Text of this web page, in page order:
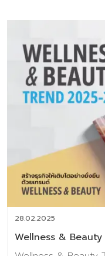
28.02.2025
Wellness &